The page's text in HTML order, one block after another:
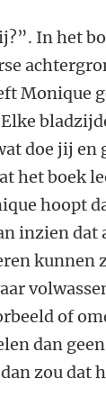
In het
Monique
doe jij en
het boek
hoopt
inzien dat
kunnen
of
dan
zou dat